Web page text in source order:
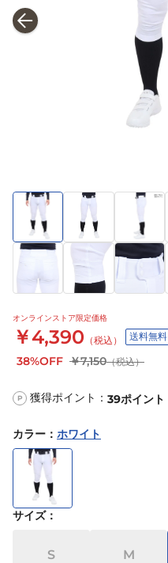
オンラインストア限定価格
￥4,390 （税込） 送料無料
38%OFF ￥7,150（税込）
P 獲得ポイント： 39ポイント
カラー ： ホワイト
サイズ：
S M